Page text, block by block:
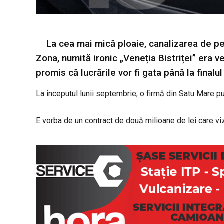
La cea mai mică ploaie, canalizarea de
Zona, numită ironic „Veneția Bistriței” era
promis că lucrările vor fi gata până la
La începutul lunii septembrie, o firmă din Satu Mare
E vorba de un contract de două milioane de lei care